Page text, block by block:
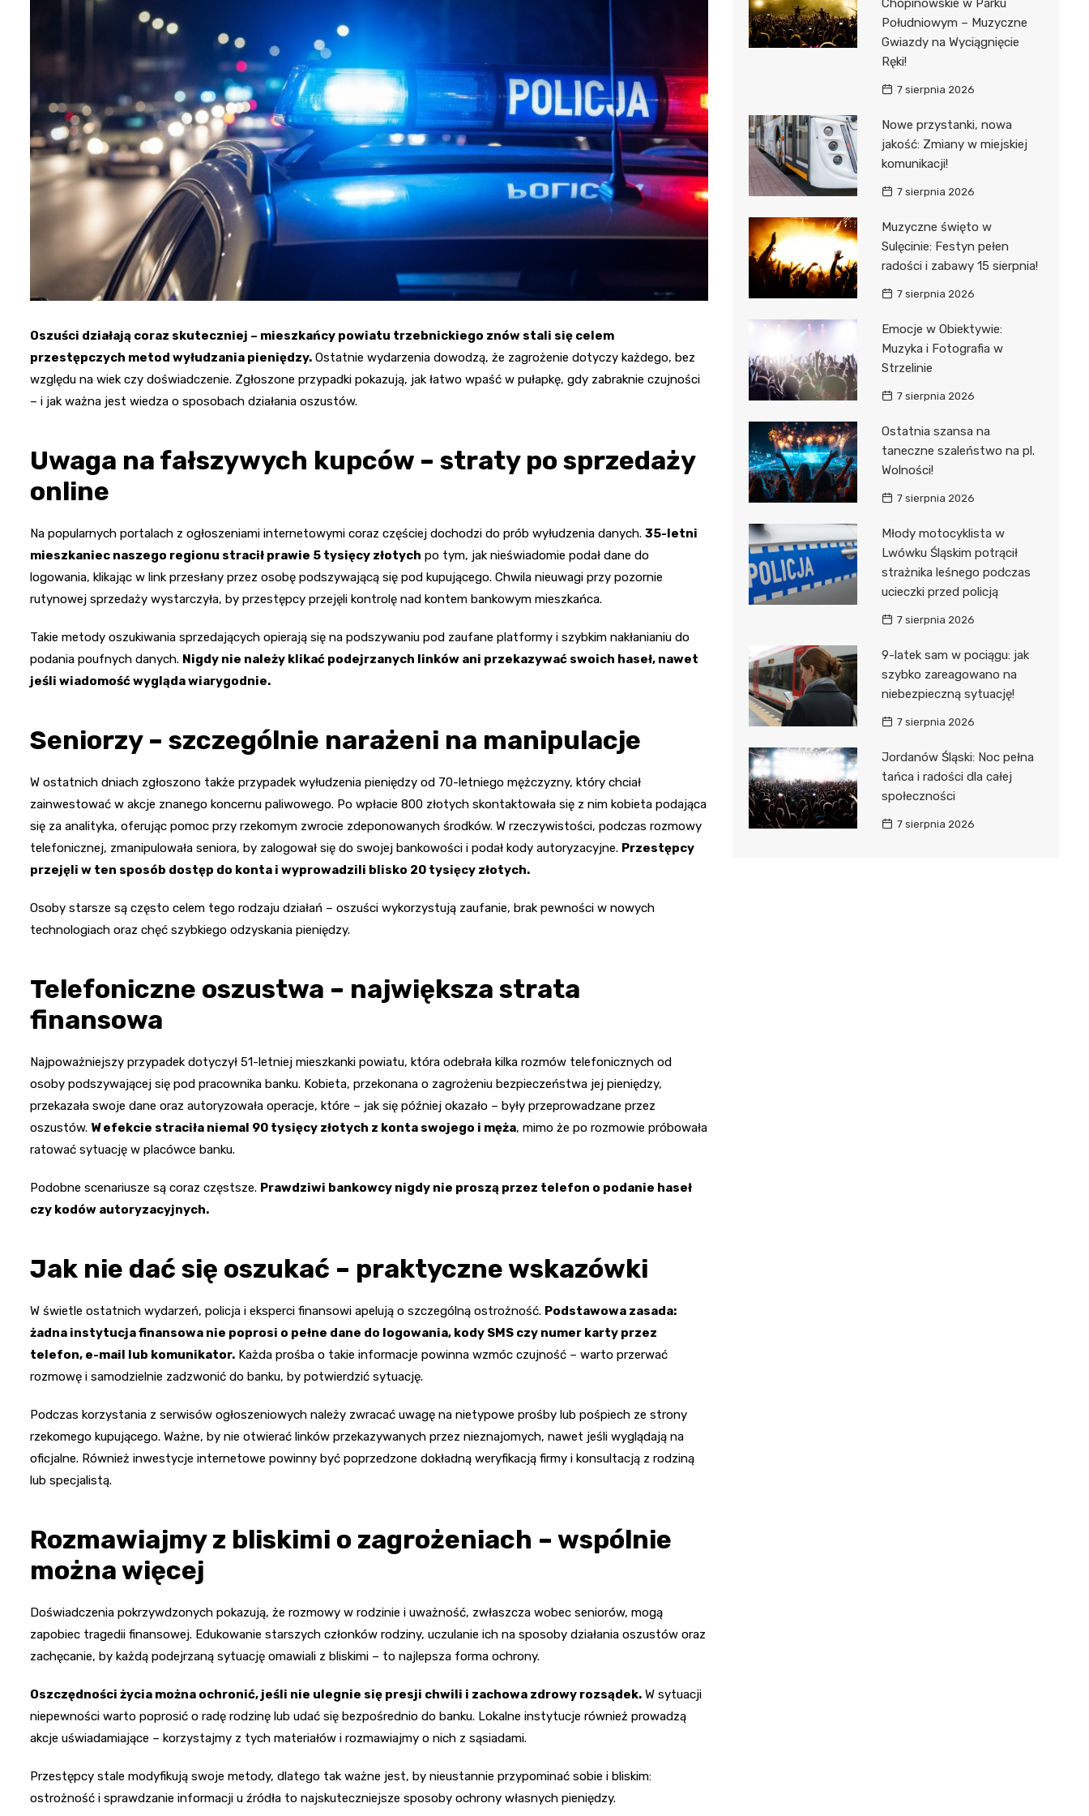
Poczta
Oszuści działają coraz skuteczniej – mieszkańcy powiatu trzebnickiego znów stali się celem
przestępczych metod wyłudzania pieniędzy. Ostatnie wydarzenia dowodzą, że zagrożenie dotyczy każdego, bez
względu na wiek czy doświadczenie. Zgłoszone przypadki pokazują, jak łatwo wpaść w pułapkę, gdy zabraknie czujności
– i jak ważna jest wiedza o sposobach działania oszustów.
Uwaga na fałszywych kupców – straty po sprzedaży
online
Na popularnych portalach z ogłoszeniami internetowymi coraz częściej dochodzi do prób wyłudzenia danych. 35-letni
mieszkaniec naszego regionu stracił prawie 5 tysięcy złotych po tym, jak nieświadomie podał dane do
logowania, klikając w link przesłany przez osobę podszywającą się pod kupującego. Chwila nieuwagi przy pozornie
rutynowej sprzedaży wystarczyła, by przestępcy przejęli kontrolę nad kontem bankowym mieszkańca.
Takie metody oszukiwania sprzedających opierają się na podszywaniu pod zaufane platformy i szybkim nakłanianiu do
podania poufnych danych. Nigdy nie należy klikać podejrzanych linków ani przekazywać swoich haseł, nawet
jeśli wiadomość wygląda wiarygodnie.
Seniorzy – szczególnie narażeni na manipulacje
W ostatnich dniach zgłoszono także przypadek wyłudzenia pieniędzy od 70-letniego mężczyzny, który chciał
zainwestować w akcje znanego koncernu paliwowego. Po wpłacie 800 złotych skontaktowała się z nim kobieta podająca
się za analityka, oferując pomoc przy rzekomym zwrocie zdeponowanych środków. W rzeczywistości, podczas rozmowy
telefonicznej, zmanipulowała seniora, by zalogował się do swojej bankowości i podał kody autoryzacyjne. Przestępcy
przejęli w ten sposób dostęp do konta i wyprowadzili blisko 20 tysięcy złotych.
Osoby starsze są często celem tego rodzaju działań – oszuści wykorzystują zaufanie, brak pewności w nowych
technologiach oraz chęć szybkiego odzyskania pieniędzy.
Telefoniczne oszustwa – największa strata
finansowa
Najpoważniejszy przypadek dotyczył 51-letniej mieszkanki powiatu, która odebrała kilka rozmów telefonicznych od
osoby podszywającej się pod pracownika banku. Kobieta, przekonana o zagrożeniu bezpieczeństwa jej pieniędzy,
przekazała swoje dane oraz autoryzowała operacje, które – jak się później okazało – były przeprowadzane przez
oszustów. W efekcie straciła niemal 90 tysięcy złotych z konta swojego i męża, mimo że po rozmowie próbowała
ratować sytuację w placówce banku.
Podobne scenariusze są coraz częstsze. Prawdziwi bankowcy nigdy nie proszą przez telefon o podanie haseł
czy kodów autoryzacyjnych.
Jak nie dać się oszukać – praktyczne wskazówki
W świetle ostatnich wydarzeń, policja i eksperci finansowi apelują o szczególną ostrożność. Podstawowa zasada:
żadna instytucja finansowa nie poprosi o pełne dane do logowania, kody SMS czy numer karty przez
telefon, e-mail lub komunikator. Każda prośba o takie informacje powinna wzmóc czujność – warto przerwać
rozmowę i samodzielnie zadzwonić do banku, by potwierdzić sytuację.
Podczas korzystania z serwisów ogłoszeniowych należy zwracać uwagę na nietypowe prośby lub pośpiech ze strony
rzekomego kupującego. Ważne, by nie otwierać linków przekazywanych przez nieznajomych, nawet jeśli wyglądają na
oficjalne. Również inwestycje internetowe powinny być poprzedzone dokładną weryfikacją firmy i konsultacją z rodziną
lub specjalistą.
Rozmawiajmy z bliskimi o zagrożeniach – wspólnie
można więcej
Doświadczenia pokrzywdzonych pokazują, że rozmowy w rodzinie i uważność, zwłaszcza wobec seniorów, mogą
zapobiec tragedii finansowej. Edukowanie starszych członków rodziny, uczulanie ich na sposoby działania oszustów oraz
zachęcanie, by każdą podejrzaną sytuację omawiali z bliskimi – to najlepsza forma ochrony.
Oszczędności życia można ochronić, jeśli nie ulegnie się presji chwili i zachowa zdrowy rozsądek. W sytuacji
niepewności warto poprosić o radę rodzinę lub udać się bezpośrednio do banku. Lokalne instytucje również prowadzą
akcje uświadamiające – korzystajmy z tych materiałów i rozmawiajmy o nich z sąsiadami.
Przestępcy stale modyfikują swoje metody, dlatego tak ważne jest, by nieustannie przypominać sobie i bliskim:
ostrożność i sprawdzanie informacji u źródła to najskuteczniejsze sposoby ochrony własnych pieniędzy.
Chopinowskie w Parku
Południowym – Muzyczne
Gwiazdy na Wyciągnięcie
Ręki!
7 sierpnia 2026
Nowe przystanki, nowa
jakość: Zmiany w miejskiej
komunikacji!
7 sierpnia 2026
Muzyczne święto w
Sulęcinie: Festyn pełen
radości i zabawy 15 sierpnia!
7 sierpnia 2026
Emocje w Obiektywie:
Muzyka i Fotografia w
Strzelinie
7 sierpnia 2026
Ostatnia szansa na
taneczne szaleństwo na pl.
Wolności!
7 sierpnia 2026
Młody motocyklista w
Lwówku Śląskim potrącił
strażnika leśnego podczas
ucieczki przed policją
7 sierpnia 2026
9-latek sam w pociągu: jak
szybko zareagowano na
niebezpieczną sytuację!
7 sierpnia 2026
Jordanów Śląski: Noc pełna
tańca i radości dla całej
społeczności
7 sierpnia 2026